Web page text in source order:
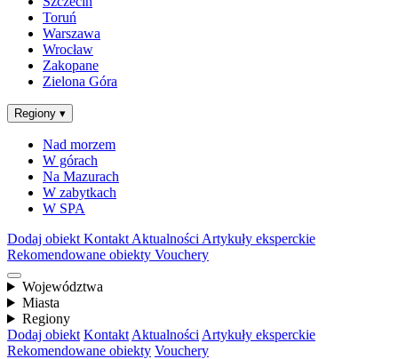
Toruń
Warszawa
Wrocław
Zakopane
Zielona Góra
Regiony ▾
Nad morzem
W górach
Na Mazurach
W zabytkach
W SPA
Dodaj obiekt Kontakt Aktualności Artykuły eksperckie
Rekomendowane obiekty Vouchery
Województwa
Miasta
Regiony
Dodaj obiekt Kontakt Aktualności Artykuły eksperckie
Rekomendowane obiekty Vouchery